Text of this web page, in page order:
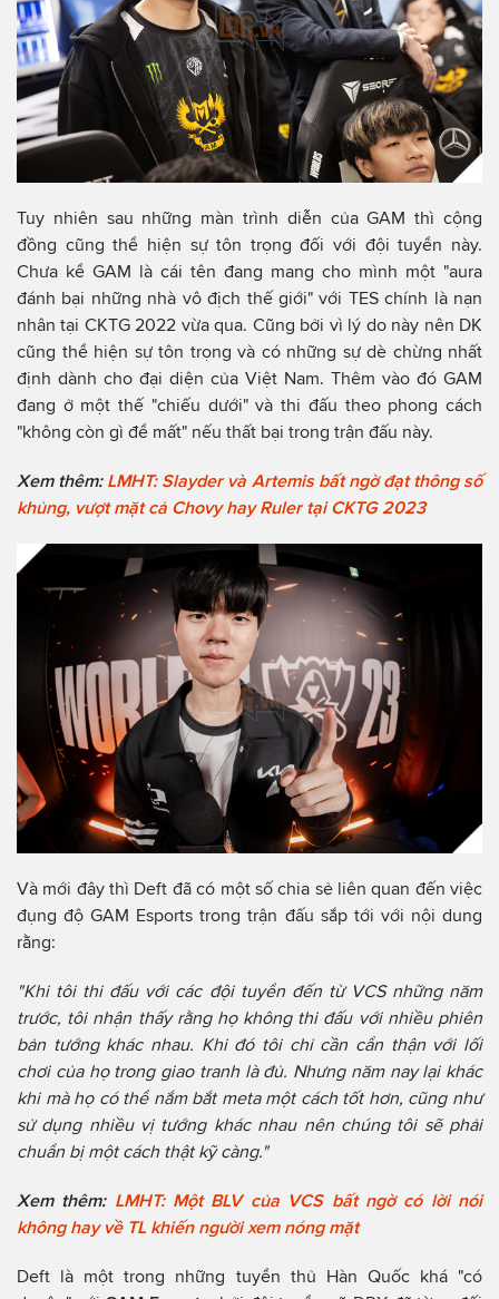
Tuy nhiên sau những màn trình diễn của GAM thì cộng
đồng cũng thể hiện sự tôn trọng đối với đội tuyển này.
Chưa kể GAM là cái tên đang mang cho mình một "aura
đánh bại những nhà vô địch thế giới" với TES chính là nạn
nhân tại CKTG 2022 vừa qua. Cũng bởi vì lý do này nên DK
cũng thể hiện sự tôn trọng và có những sự dè chừng nhất
định dành cho đại diện của Việt Nam. Thêm vào đó GAM
đang ở một thế "chiếu dưới" và thi đấu theo phong cách
"không còn gì để mất" nếu thất bại trong trận đấu này.
Xem thêm: LMHT: Slayder và Artemis bất ngờ đạt thông số
khủng, vượt mặt cả Chovy hay Ruler tại CKTG 2023
Và mới đây thì Deft đã có một số chia sẻ liên quan đến việc
đụng độ GAM Esports trong trận đấu sắp tới với nội dung
rằng:
"Khi tôi thi đấu với các đội tuyển đến từ VCS những năm
trước, tôi nhận thấy rằng họ không thi đấu với nhiều phiên
bản tướng khác nhau. Khi đó tôi chỉ cần cẩn thận với lối
chơi của họ trong giao tranh là đủ. Nhưng năm nay lại khác
khi mà họ có thể nắm bắt meta một cách tốt hơn, cũng như
sử dụng nhiều vị tướng khác nhau nên chúng tôi sẽ phải
chuẩn bị một cách thật kỹ càng."
Xem thêm: LMHT: Một BLV của VCS bất ngờ có lời nói
không hay về TL khiến người xem nóng mặt
Deft là một trong những tuyển thủ Hàn Quốc khá "có